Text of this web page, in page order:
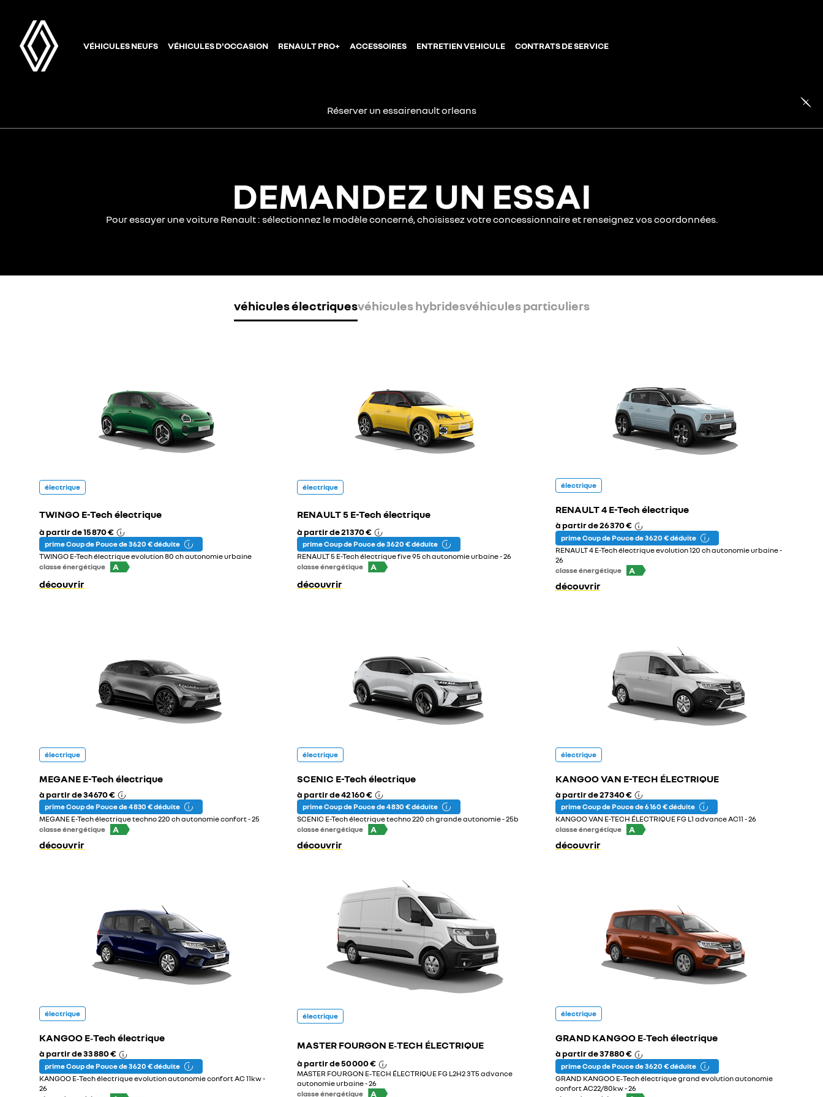
VÉHICULES NEUFS VÉHICULES D'OCCASION RENAULT PRO+ ACCESSOIRES ENTRETIEN VEHICULE CONTRATS DE SERVICE
Réserver un essairenaultorleans
DEMANDEZ UN ESSAI
Pour essayer une voiture Renault : sélectionnez le modèle concerné, choisissez votre concessionnaire et renseignez vos coordonnées.
véhicules électriquesvéhicules hybridesvéhicules particuliers
électrique
TWINGO E-Tech électrique
à partir de15 870 €
prime Coup de Pouce de 3 620 € déduite
TWINGO E-Tech électrique evolution 80 ch autonomie urbaine
classe énergétique
A
découvrir
électrique
RENAULT 5 E-Tech électrique
à partir de21 370 €
prime Coup de Pouce de 3 620 € déduite
RENAULT 5 E-Tech électrique five 95 ch autonomie urbaine - 26
classe énergétique
A
découvrir
électrique
RENAULT 4 E-Tech électrique
à partir de26 370 €
prime Coup de Pouce de 3 620 € déduite
RENAULT 4 E-Tech électrique evolution 120 ch autonomie urbaine -
26
classe énergétique
A
découvrir
électrique
MEGANE E-Tech électrique
à partir de34 670 €
prime Coup de Pouce de 4 830 € déduite
MEGANE E-Tech électrique techno 220 ch autonomie confort - 25
classe énergétique
A
découvrir
électrique
SCENIC E-Tech électrique
à partir de42 160 €
prime Coup de Pouce de 4 830 € déduite
SCENIC E-Tech électrique techno 220 ch grande autonomie - 25b
classe énergétique
A
découvrir
électrique
KANGOO VAN E-TECH ÉLECTRIQUE
à partir de27 340 €
prime Coup de Pouce de 6 160 € déduite
KANGOO VAN E-TECH ÉLECTRIQUE FG L1 advance AC11 - 26
classe énergétique
A
découvrir
électrique
KANGOO E‑Tech électrique
à partir de33 880 €
prime Coup de Pouce de 3 620 € déduite
KANGOO E‑Tech électrique evolution autonomie confort AC 11kw -
26
électrique
MASTER FOURGON E‑TECH ÉLECTRIQUE
à partir de50 000 €
MASTER FOURGON E‑TECH ÉLECTRIQUE FG L2H2 3T5 advance
autonomie urbaine - 26
classe énergétique
A
électrique
GRAND KANGOO E‑Tech électrique
à partir de37 880 €
prime Coup de Pouce de 3 620 € déduite
GRAND KANGOO E‑Tech électrique grand evolution autonomie
confort AC22/80kw - 26